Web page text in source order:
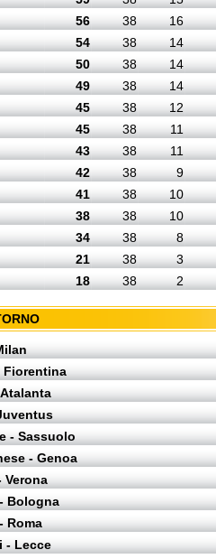
56 38
16
54 38
14
50 38
14
49 38
14
45 38
12
45 38
11
43 38
11
42 38
9
41 38
10
38 38
10
34 38
8
21 38
3
18 38 2
Fiorentina
- Sassuolo
- Genoa
Verona
Bologna
Roma
- Lecce